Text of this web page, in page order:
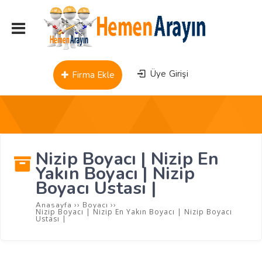
Üye Girişi
Firma Ekle
Nizip Boyacı | Nizip En
Yakın Boyacı | Nizip
Boyacı Ustası |
Anasayfa ›› Boyacı ››
Nizip Boyacı | Nizip En Yakın Boyacı | Nizip Boyacı
Ustası |